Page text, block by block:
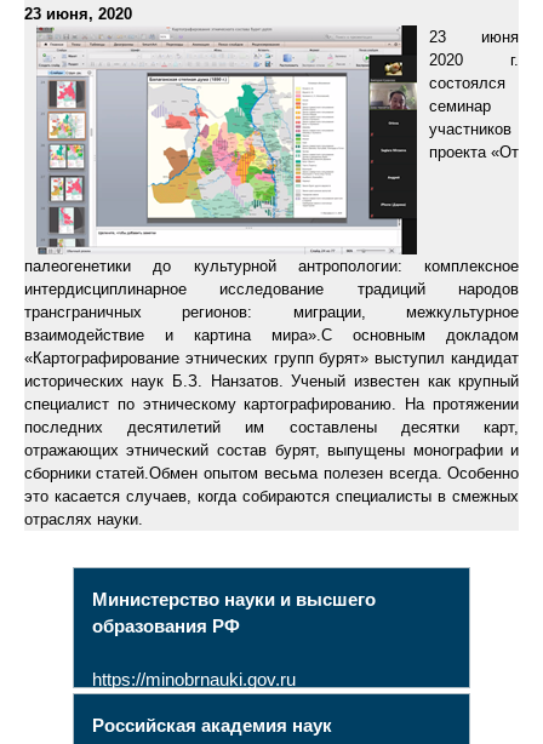
23 июня, 2020
23 июня
2020 г.
состоялся
семинар
участников
проекта «От
палеогенетики до культурной антропологии: комплексное
интердисциплинарное исследование традиций народов
трансграничных регионов: миграции, межкультурное
взаимодействие и картина мира».С основным докладом
«Картографирование этнических групп бурят» выступил кандидат
исторических наук Б.З. Нанзатов. Ученый известен как крупный
специалист по этническому картографированию. На протяжении
последних десятилетий им составлены десятки карт,
отражающих этнический состав бурят, выпущены монографии и
сборники статей.Обмен опытом весьма полезен всегда. Особенно
это касается случаев, когда собираются специалисты в смежных
отраслях науки.
Министерство науки и высшего
образования РФ
https://minobrnauki.gov.ru
Российская академия наук